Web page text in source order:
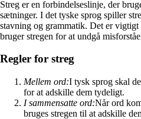
Streg er en forbindelseslinje, der
sætninger. I det tyske sprog spiller
stavning og grammatik. Det er
bruger stregen for at undgå
Regler for streg
Mellem ord:I tysk sprog skal
for at adskille dem tydeligt.
I sammensatte ord:Når ord
bruges stregen til at adskille